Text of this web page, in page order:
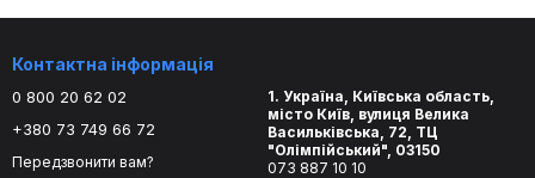
Контактна інформація
0 800 20 62 02
+380 73 749 66 72
Передзвонити вам?
1. Україна, Київська область,
місто Київ, вулиця Велика
Васильківська, 72, ТЦ
"Олімпійський", 03150
073 887 10 10